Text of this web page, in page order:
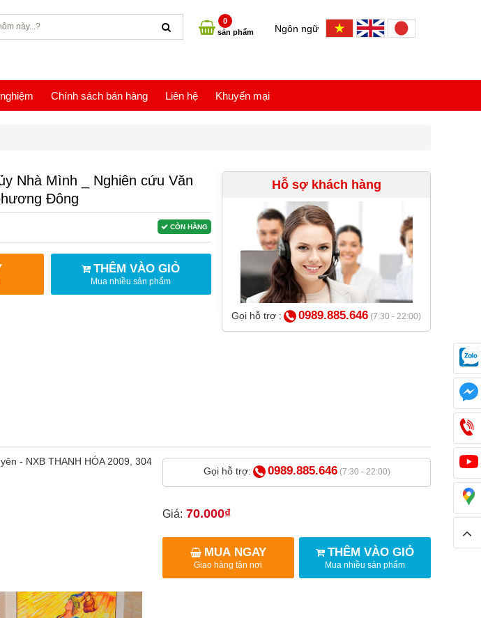
0
sản phẩm
Ngôn ngữ
Chính sách bán hàng Liên hệ Khuyến mại
Nhà Mình _ Nghiên cứu Văn
Đông
CÒN HÀNG
THÊM VÀO GIỎ
Mua nhiều sản phẩm
Hỗ sợ khách hàng
Gọi hỗ trợ : 0989.885.646 (7:30 - 22:00)
- NXB THANH HÓA 2009, 304
Gọi hỗ trợ: 0989.885.646 (7:30 - 22:00)
Giá: 70.000₫
MUA NGAY
Giao hàng tận nơi
THÊM VÀO GIỎ
Mua nhiều sản phẩm